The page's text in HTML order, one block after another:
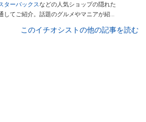
ターバックスなどの人気ショップの隠れた
してご紹介。話題のグルメやマニアが紹介
使用してレビューしています。毎日トレン
このイチオシストの他の記事を読む